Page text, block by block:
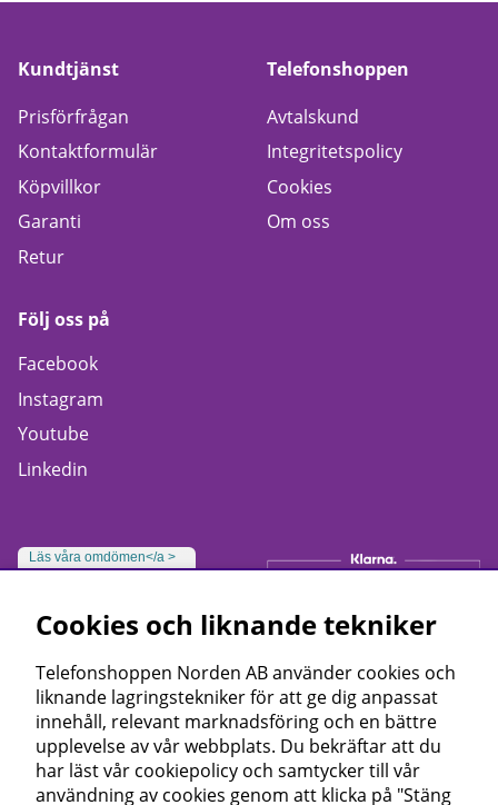
Kundtjänst
Prisförfrågan
Kontaktformulär
Köpvillkor
Garanti
Retur
Telefonshoppen
Avtalskund
Integritetspolicy
Cookies
Om oss
Följ oss på
Facebook
Instagram
Youtube
Linkedin
Läs våra omdömen</a >
Cookies och liknande tekniker
Telefonshoppen Norden AB använder cookies och
liknande lagringstekniker för att ge dig anpassat
innehåll, relevant marknadsföring och en bättre
upplevelse av vår webbplats. Du bekräftar att du
har läst vår cookiepolicy och samtycker till vår
användning av cookies genom att klicka på "Stäng